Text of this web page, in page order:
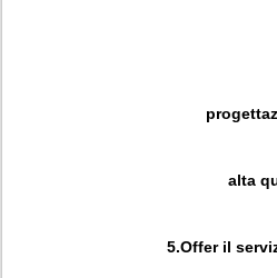
alta
5.Offer il